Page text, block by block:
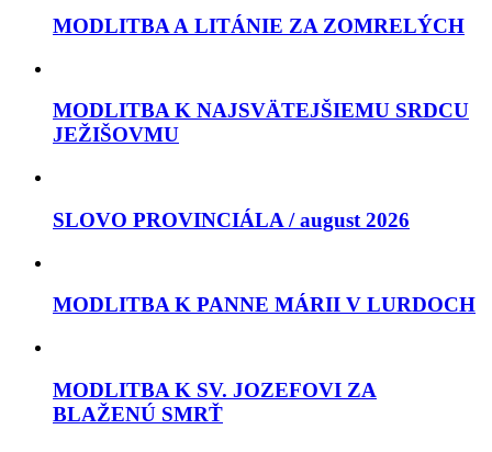
MODLITBA A LITÁNIE ZA ZOMRELÝCH
MODLITBA K NAJSVÄTEJŠIEMU SRDCU
JEŽIŠOVMU
SLOVO PROVINCIÁLA / august 2026
MODLITBA K PANNE MÁRII V LURDOCH
MODLITBA K SV. JOZEFOVI ZA
BLAŽENÚ SMRŤ